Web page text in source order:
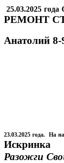
25.03.2025
РЕМОНТ
Анатолий 8-
23.03.2025 года. На
Искринка
Разожги